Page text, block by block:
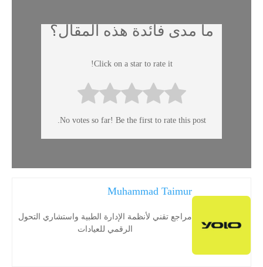
ما مدى فائدة هذه المقال؟
Click on a star to rate it!
No votes so far! Be the first to rate this post.
Muhammad Taimur
مراجع تقني لأنظمة الإدارة الطبية واستشاري التحول
الرقمي للعيادات